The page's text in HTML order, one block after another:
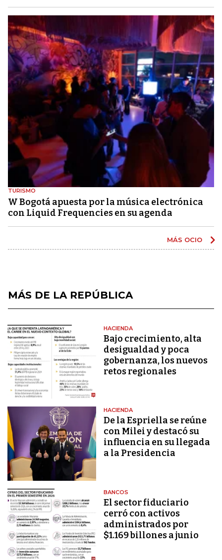
TURISMO
W Bogotá apuesta por la música electrónica
con Liquid Frequencies en su agenda
MÁS OCIO
MÁS DE LA REPÚBLICA
HACIENDA
Bajo crecimiento, alta
desigualdad y poca
gobernanza, los nuevos
retos regionales
HACIENDA
De la Espriella se reúne
con Milei y destacó su
influencia en su llegada
a la Presidencia
BANCOS
El sector fiduciario
cerró con activos
administrados por
$1.169 billones a junio